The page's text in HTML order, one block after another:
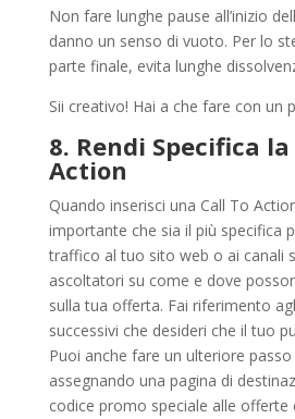
Non fare lunghe pause all’inizio
danno un senso di vuoto. Per lo
parte finale, evita lunghe
Sii creativo! Hai a che fare con un
8. Rendi Specifica
Action
Quando inserisci una Call To
importante che sia il più specifica
traffico al tuo sito web o ai canali
ascoltatori su come e dove
sulla tua offerta. Fai riferimento
successivi che desideri che il tuo
Puoi anche fare un ulteriore
assegnando una pagina di
codice promo speciale alle offerte